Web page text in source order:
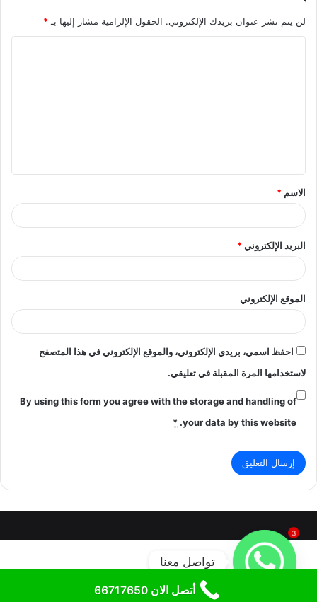
لن يتم نشر عنوان بريدك الإلكتروني. الحقول الإلزامية مشار إليها بـ*
ق
*
الاسم *
البريد الإلكتروني*
الموقع الإلكتروني
احفظ اسمي، بريدي الإلكتروني، والموقع الإلكتروني في هذا المتصفح
لاستخدامها المرة المقبلة في تعليقي.
By using this form you agree with the storage and handling of
your data by this website.
*
أتصل الان 66717650
3
تواصل معنا